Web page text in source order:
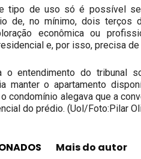
tipo de uso só é possível
de, no mínimo, dois terços
econômica ou
e, por isso, precisa
o entendimento do tribunal
manter o apartamento
condomínio alegava que a
do prédio. (Uol/Foto:Pilar
Mais do autor